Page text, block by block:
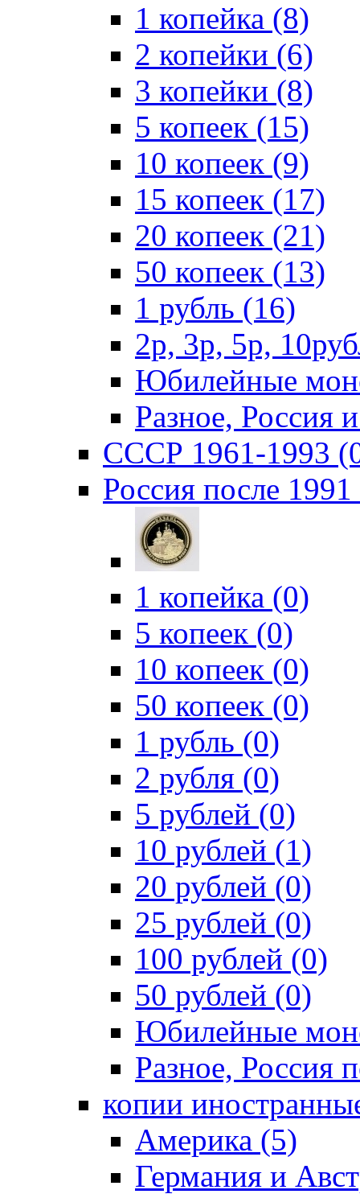
1 копейка (8)
2 копейки (6)
3 копейки (8)
5 копеек (15)
10 копеек (9)
15 копеек (17)
20 копеек (21)
50 копеек (13)
1 рубль (16)
2р, 3р, 5р,
Юбилейные
Разное, Россия
СССР 1961-1993
Россия после
1 копейка (0)
5 копеек (0)
10 копеек (0)
50 копеек (0)
1 рубль (0)
2 рубля (0)
5 рублей (0)
10 рублей (1)
20 рублей (0)
25 рублей (0)
100 рублей (0)
50 рублей (0)
Юбилейные
Разное, Россия
копии
Америка (5)
Германия и